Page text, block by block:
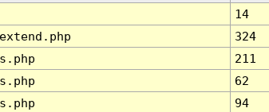
14
324
211
62
94